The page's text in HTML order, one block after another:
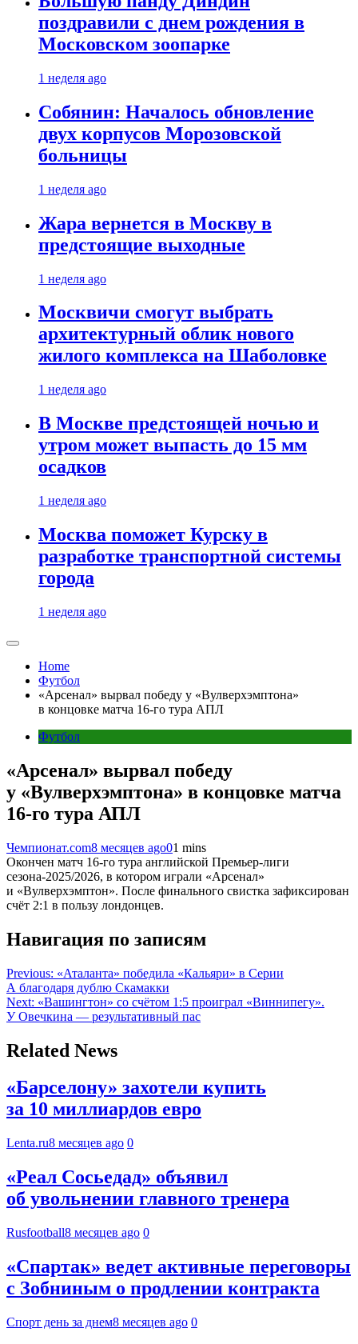
поздравили с днем рождения в
Московском зоопарке
1 неделя ago
Собянин: Началось обновление
двух корпусов Морозовской
больницы
1 неделя ago
Жара вернется в Москву в
предстоящие выходные
1 неделя ago
Москвичи смогут выбрать
архитектурный облик нового
жилого комплекса на Шаболовке
1 неделя ago
В Москве предстоящей ночью и
утром может выпасть до 15 мм
осадков
1 неделя ago
Москва поможет Курску в
разработке транспортной системы
города
1 неделя ago
Home
Футбол
«Арсенал» вырвал победу у «Вулверхэмптона»
в концовке матча 16-го тура АПЛ
Футбол
«Арсенал» вырвал победу
у «Вулверхэмптона» в концовке матча
16-го тура АПЛ
Чемпионат.com8 месяцев ago01 mins
Окончен матч 16-го тура английской Премьер-лиги
сезона-2025/2026, в котором играли «Арсенал»
и «Вулверхэмптон». После финального свистка зафиксирован
счёт 2:1 в пользу лондонцев.
Навигация по записям
Previous: «Аталанта» победила «Кальяри» в Серии
А благодаря дублю Скамакки
Next: «Вашингтон» со счётом 1:5 проиграл «Виннипегу».
У Овечкина — результативный пас
Related News
«Барселону» захотели купить
за 10 миллиардов евро
Lenta.ru8 месяцев ago 0
«Реал Сосьедад» объявил
об увольнении главного тренера
Rusfootball8 месяцев ago 0
«Спартак» ведет активные переговоры
с Зобниным о продлении контракта
Спорт день за днем8 месяцев ago 0